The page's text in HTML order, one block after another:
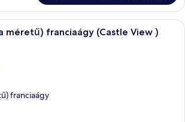
Egy szállodai szoba, nagy
méretű) franciaágy (Castle View )
franciaágy